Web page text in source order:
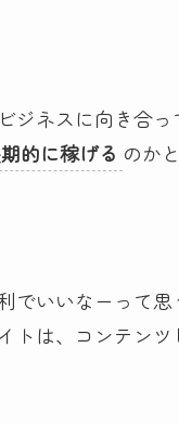
ジネスに向き合っ
的に稼げる のか
でいいなーって思
トは、コンテンツ